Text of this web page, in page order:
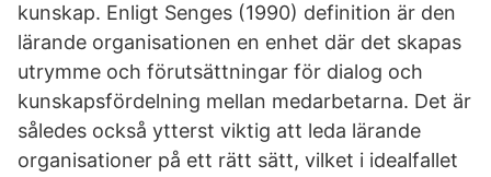
kunskap. Enligt Senges (1990) definition är den
lärande organisationen en enhet där det skapas
utrymme och förutsättningar för dialog och
kunskapsfördelning mellan medarbetarna. Det är
således också ytterst viktig att leda lärande
organisationer på ett rätt sätt, vilket i idealfallet